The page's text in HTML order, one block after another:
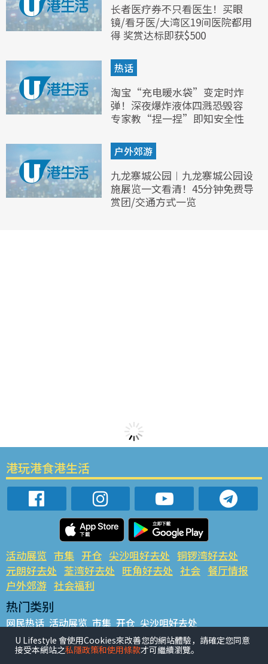
长者医疗券不只看医生！买眼
镜/看牙医/大湾区19间医院都用
得 奖赏达标即获$500
热话
淘宝“充电暖水袋”变定时炸
弹！深夜爆炸液体四溅恐毁容
专家教“捏一捏”即知安全性
户外郊游
九龙寨城公园︱九龙寨城公园设
施展览一文看清！45分钟免费导
赏团/交通方式一览
港玩港食港生活
活动展览 市集 开仓 尖沙咀好去处 铜锣湾好去处
元朗好去处 荃湾好去处 旺角好去处 社会 餐厅情报
户外郊游 社会福利
热门类别
网民热话 活动展览 市集 开仓 尖沙咀好去处
铜锣湾好去处 元朗好去处 荃湾好去处 旺角好去处 社会
餐厅情报 户外郊游
U Lifestyle 會使用Cookies來改善您的網站體驗，請確定您同意
接受本網站之私隱政策和使用條款才可繼續瀏覽。